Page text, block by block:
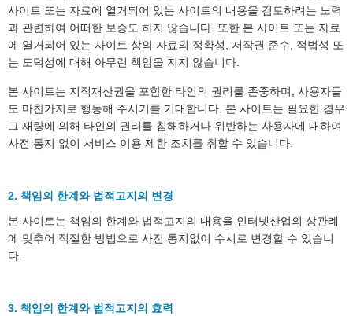
사이트 또는 자료에 열거되어 있는 사이트의 내용을 검토하려는 노력
과 관련하여 어떠한 보증도 하지 않습니다. 또한 본 사이트 또는 자료
에 열거되어 있는 사이트 상의 자료의 정확성, 저작권 준수, 적법성 또
는 도덕성에 대해 아무런 책임을 지지 않습니다.
본 사이트는 지적재산권을 포함한 타인의 권리를 존중하며, 사용자들
도 마찬가지로 행동해 주시기를 기대합니다. 본 사이트는 필요한 경우
그 재량에 의해 타인의 권리를 침해하거나 위반하는 사용자에 대하여
사전 통지 없이 서비스 이용 제한 조치를 취할 수 있습니다.
2. 책임의 한계와 법적고지의 변경
본 사이트는 책임의 한계와 법적고지의 내용을 인터넷산업의 상관례
에 맞추어 적절한 방법으로 사전 통지없이 수시로 변경할 수 있습니
다.
3. 책임의 한계와 법적고지의 효력